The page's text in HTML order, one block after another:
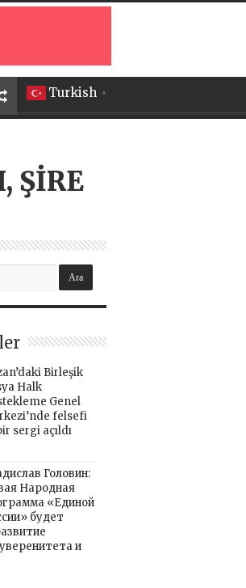
Turkish ▼
ŞİRE
Birleşik
Halk
Genel
felsefi
sergi açıldı
Головин:
Народная
«Единой
будет
и